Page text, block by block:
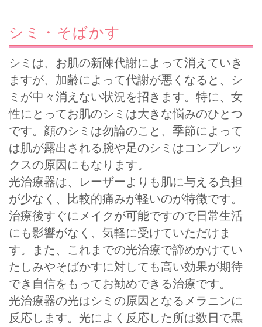
シミ・そばかす
シミは、お肌の新陳代謝によって消えていき
ますが、加齢によって代謝が悪くなると、シ
ミが中々消えない状況を招きます。特に、女
性にとってお肌のシミは大きな悩みのひとつ
です。顔のシミは勿論のこと、季節によって
は肌が露出される腕や足のシミはコンプレッ
クスの原因にもなります。
光治療器は、レーザーよりも肌に与える負担
が少なく、比較的痛みが軽いのが特徴です。
治療後すぐにメイクが可能ですので日常生活
にも影響がなく、気軽に受けていただけま
す。また、これまでの光治療で諦めかけてい
たしみやそばかすに対しても高い効果が期待
でき自信をもってお勧めできる治療です。
光治療器の光はシミの原因となるメラニンに
反応します。光によく反応した所は数日で黒